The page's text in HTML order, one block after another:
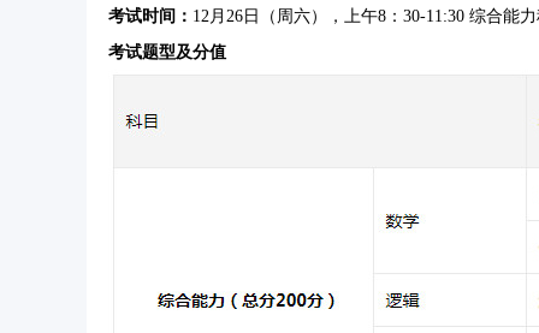
考试时间 ： 12月26日（周六） ，上午8：30-11:30 综合能
考试题型及分值